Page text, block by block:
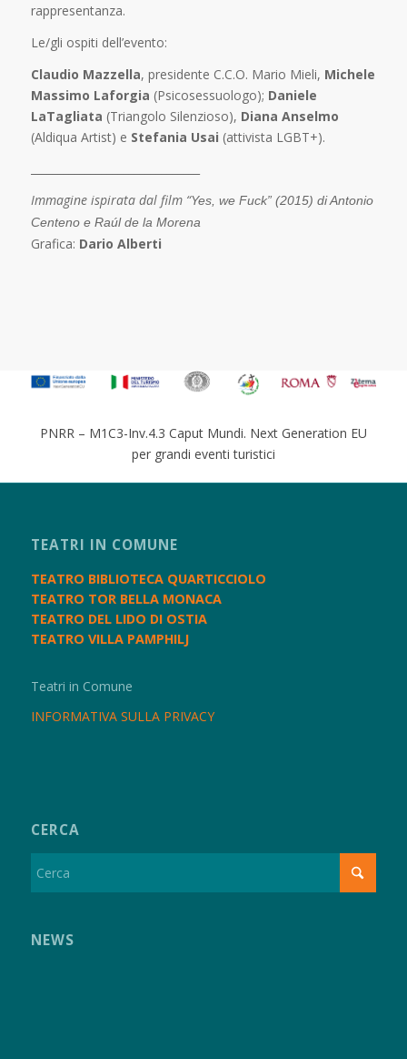
rappresentanza.
Le/gli ospiti dell’evento:
Claudio Mazzella, presidente C.C.O. Mario Mieli, Michele
Massimo Laforgia (Psicosessuologo); Daniele
LaTagliata (Triangolo Silenzioso), Diana Anselmo
(Aldiqua Artist) e Stefania Usai (attivista LGBT+).
Immagine ispirata dal film “Yes, we Fuck” (2015) di Antonio
Centeno e Raúl de la Morena
Grafica: Dario Alberti
PNRR – M1C3-Inv.4.3 Caput Mundi. Next Generation EU
per grandi eventi turistici
TEATRI IN COMUNE
TEATRO BIBLIOTECA QUARTICCIOLO
TEATRO TOR BELLA MONACA
TEATRO DEL LIDO DI OSTIA
TEATRO VILLA PAMPHILJ
Teatri in Comune
INFORMATIVA SULLA PRIVACY
CERCA
NEWS